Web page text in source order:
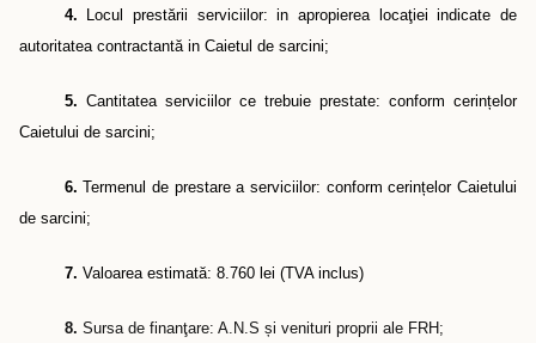
4. Locul prestării serviciilor: in apropierea locaţiei indicate de
autoritatea contractantă in Caietul de sarcini;
5. Cantitatea serviciilor ce trebuie prestate: conform cerințelor
Caietului de sarcini;
6. Termenul de prestare a serviciilor: conform cerințelor Caietului
de sarcini;
7. Valoarea estimată: 8.760 lei (TVA inclus)
8. Sursa de finanţare: A.N.S și venituri proprii ale FRH;